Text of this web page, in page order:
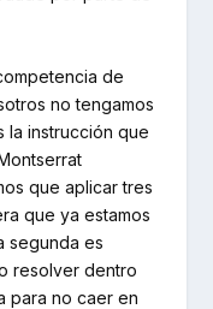
de
no tengamos
la instrucción que
que aplicar tres
que ya estamos
segunda es
resolver dentro
para no caer en